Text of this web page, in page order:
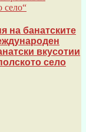
на банатските
вкусотии
село